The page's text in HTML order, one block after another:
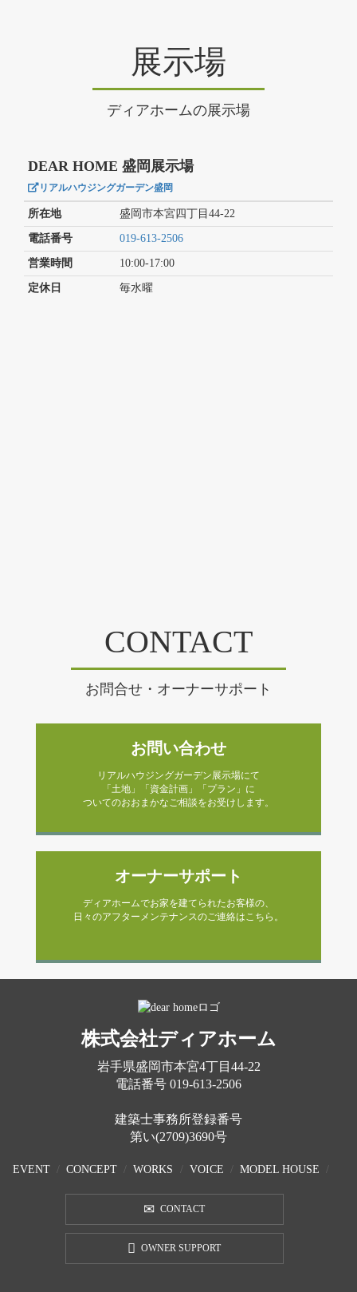
展示場
ディアホームの展示場
DEAR HOME 盛岡展示場
リアルハウジングガーデン盛岡
所在地 盛岡市本宮四丁目44-22
電話番号 019-613-2506
営業時間 10:00-17:00
定休日 毎水曜
CONTACT
お問合せ・オーナーサポート
お問い合わせ
リアルハウジングガーデン展示場にて
「土地」「資金計画」「プラン」に
ついてのおおまかなご相談をお受けします。
オーナーサポート
ディアホームでお家を建てられたお客様の、
日々のアフターメンテナンスのご連絡はこちら。
株式会社ディアホーム
岩手県盛岡市本宮4丁目44-22
電話番号 019-613-2506
建築士事務所登録番号
第い(2709)3690号
EVENT CONCEPT WORKS VOICE MODEL HOUSE
CONTACT
OWNER SUPPORT